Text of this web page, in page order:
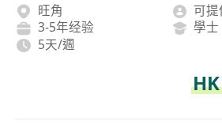
旺角
可
3-5年经验
學士
5天/週